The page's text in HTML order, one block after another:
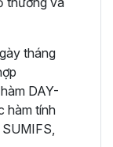
tháng
DAY-
hàm tính